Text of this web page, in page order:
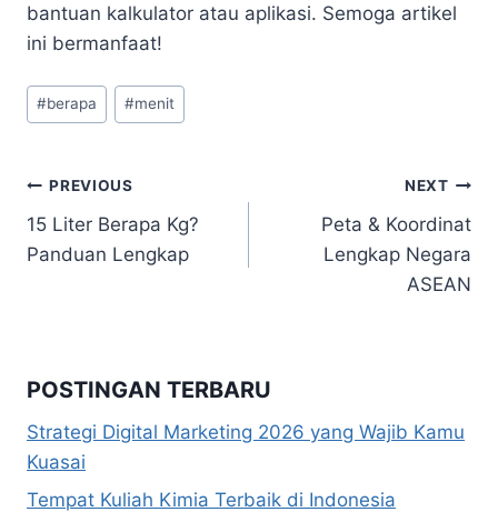
bantuan kalkulator atau aplikasi. Semoga artikel
ini bermanfaat!
Post
Tags:
#berapa #menit
Navigasi
pos
PREVIOUS
15 Liter Berapa Kg?
Panduan Lengkap
NEXT
Peta & Koordinat
Lengkap Negara
ASEAN
POSTINGAN TERBARU
Strategi Digital Marketing 2026 yang Wajib Kamu
Kuasai
Tempat Kuliah Kimia Terbaik di Indonesia